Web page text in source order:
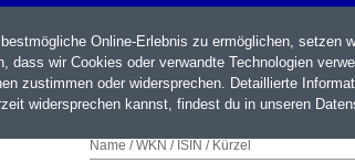
Name / WKN / ISIN / Kürzel
Online-Erlebnis zu ermöglichen, setzen
wir Cookies oder verwandte Technologien
zustimmen oder widersprechen. Detaillierte
widersprechen kannst, findest du in unseren